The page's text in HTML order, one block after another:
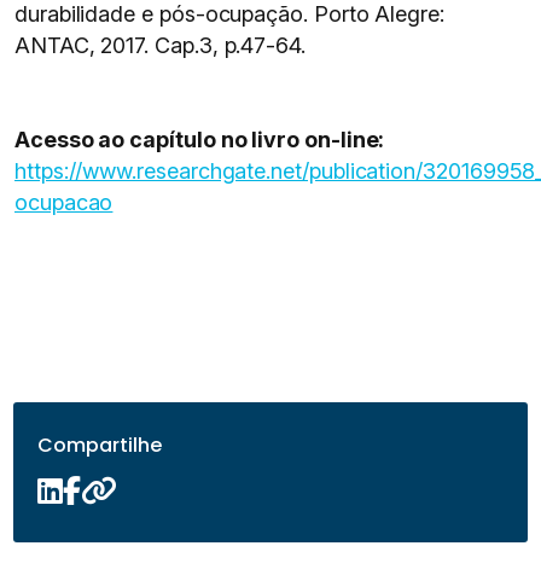
durabilidade e pós-ocupação. Porto Alegre:
ANTAC, 2017. Cap.3, p.47-64.
Acesso ao capítulo no livro on-line:
https://www.researchgate.net/publication/
ocupacao
Compartilhe